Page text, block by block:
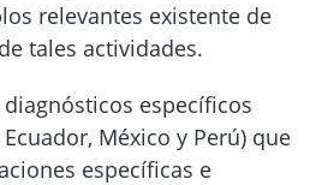
relevantes existente de
tales actividades.
específicos
México y Perú) que
específicas e